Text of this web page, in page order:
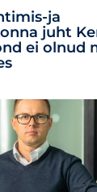
ja
juht
ei olnud